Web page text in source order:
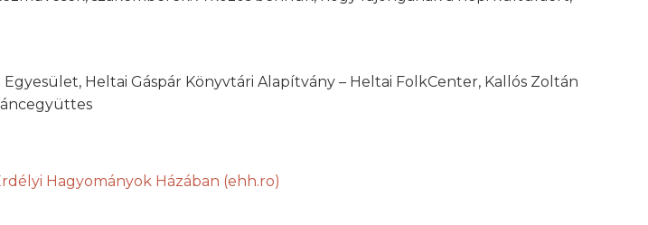
Heltai Gáspár Könyvtári Alapítvány – Heltai FolkCenter, Kallós Zoltán
Hagyományok Házában (ehh.ro)